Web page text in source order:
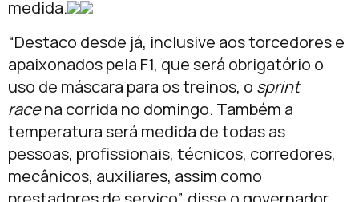
medida.
“Destaco desde já, inclusive aos torcedores e
apaixonados pela F1, que será obrigatório o
uso de máscara para os treinos, o sprint
racena corrida no domingo. Também a
temperatura será medida de todas as
pessoas, profissionais, técnicos, corredores,
mecânicos, auxiliares, assim como